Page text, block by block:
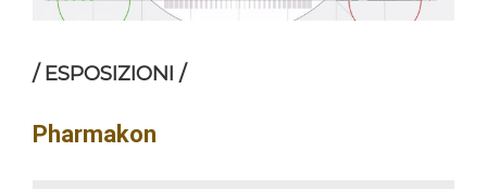
/ ESPOSIZIONI /
Pharmakon